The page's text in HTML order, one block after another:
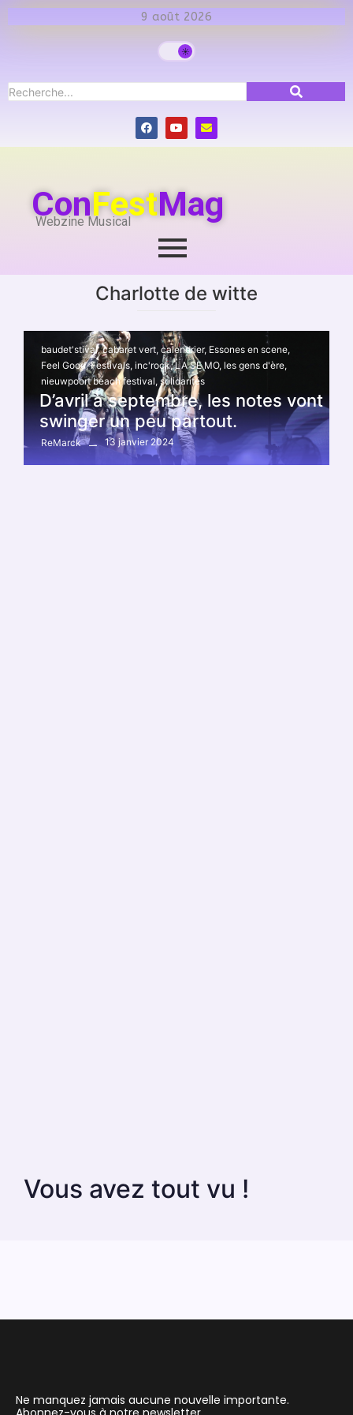
9 août 2026
ConFestMag
Webzine Musical
Charlotte de witte
baudet'stival, cabaret vert, calendrier, Essones en scene,
Feel Good, Festivals, inc'rock, LA SE MO, les gens d'ère,
nieuwpoort beach festival, solidarités
D’avril à septembre, les notes vont
swinger un peu partout.
ReMarck 13 janvier 2024
Vous avez tout vu !
Ne manquez jamais aucune nouvelle importante.